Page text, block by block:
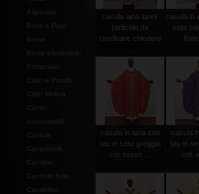
Aspersori
Bordi e Pizzi
Borse
Borse elemosina-
Portacalici
Calici e Pissidi
Calici Molina
Campanelli
Candele
Candele finte
Candelieri
casula lana lurex
(articolo da
riordinare chiedere
casula in
seta
casula in lana con
tau in seta greggia
col. rosso ...
casula
tau in
col.